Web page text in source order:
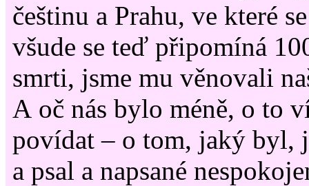
češtinu a Prahu, ve které
všude se teď připomíná
smrti, jsme mu věnovali
A oč nás bylo méně, o to
povídat – o tom, jaký byl,
a psal a napsané